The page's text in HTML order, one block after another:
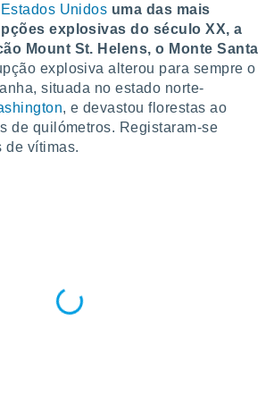
Estados Unidos uma das mais
explosivas do século XX, a
Mount St. Helens, o Monte Santa
explosiva alterou para sempre o
situada no estado norte-
, e devastou florestas ao
de quilómetros. Registaram-se
de vítimas.